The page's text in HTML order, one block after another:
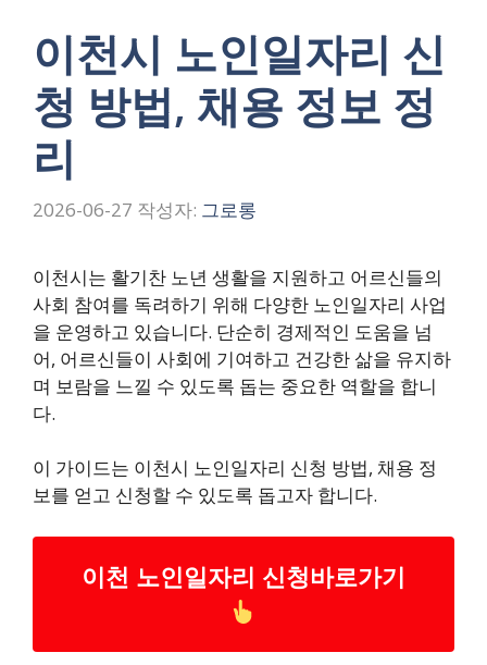
이천시 노인일자리 신
청 방법, 채용 정보 정
리
2026-06-27 작성자: 그로롱
이천시는 활기찬 노년 생활을 지원하고 어르신들의
사회 참여를 독려하기 위해 다양한 노인일자리 사업
을 운영하고 있습니다. 단순히 경제적인 도움을 넘
어, 어르신들이 사회에 기여하고 건강한 삶을 유지하
며 보람을 느낄 수 있도록 돕는 중요한 역할을 합니
다.
이 가이드는 이천시 노인일자리 신청 방법, 채용 정
보를 얻고 신청할 수 있도록 돕고자 합니다.
이천 노인일자리 신청바로가기